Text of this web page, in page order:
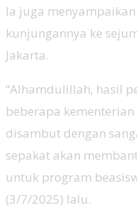
Ia juga
kunjungannya ke
Jakarta.
“Alhamdulillah, hasil
beberapa
disambut dengan
sepakat akan
untuk program
(3/7/2025) lalu.